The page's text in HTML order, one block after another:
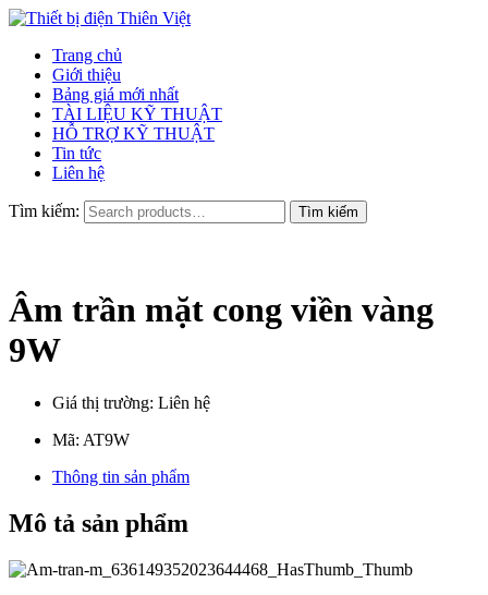
Trang chủ
Giới thiệu
Bảng giá mới nhất
TÀI LIỆU KỸ THUẬT
HỖ TRỢ KỸ THUẬT
Tin tức
Liên hệ
Tìm kiếm:
Âm trần mặt cong viền vàng
9W
Giá thị trường: Liên hệ
Mã: AT9W
Thông tin sản phẩm
Mô tả sản phẩm